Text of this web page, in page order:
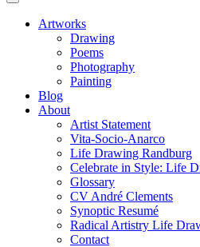
Artworks
Drawing
Poems
Photography
Painting
Blog
About
Artist Statement
Vita-Socio-Anarco
Life Drawing Randburg
Celebrate in Style: Life
Glossary
CV André Clements
Synoptic Resumé
Radical Artistry Life
Contact